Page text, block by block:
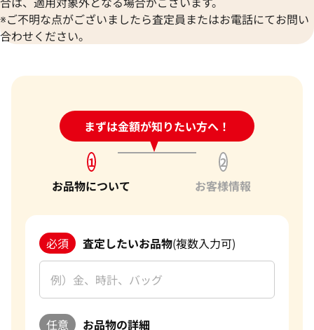
※ご不明な点がございましたら査定員またはお電話にてお問い
合わせください。
まずは金額が知りたい方へ！
24時間受付中!問い合わせフォーム
1
お品物について
2
お客様情報
必須 査定したいお品物(複数入力可)
任意 お品物の詳細